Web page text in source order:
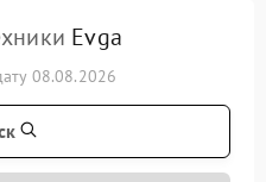
Evga
08.08.2026